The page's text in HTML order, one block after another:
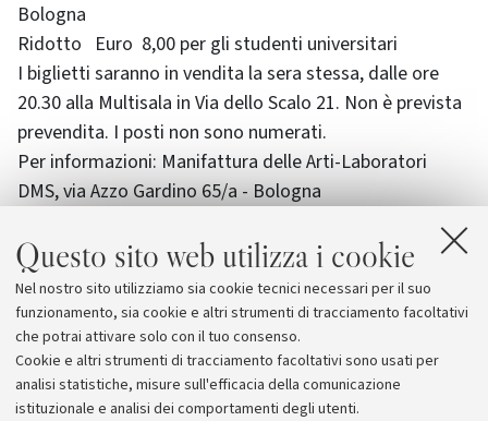
Questo sito web utilizza i cookie
Nel nostro sito utilizziamo sia cookie tecnici necessari per il suo
funzionamento, sia cookie e altri strumenti di tracciamento facoltativi
che potrai attivare solo con il tuo consenso.
Cookie e altri strumenti di tracciamento facoltativi sono usati per
analisi statistiche, misure sull'efficacia della comunicazione
istituzionale e analisi dei comportamenti degli utenti.
Bologna
Ridotto Euro 8,00 per gli studenti universitari
I biglietti saranno in vendita la sera stessa, dalle ore
20.30 alla Multisala in Via dello Scalo 21. Non è prevista
prevendita. I posti non sono numerati.
Per informazioni: Manifattura delle Arti-Laboratori
DMS, via Azzo Gardino 65/a - Bologna
ufficiostampa@muspe.unibo.it-
www.muspe.unibo.it
Ultimo concerto per SUONI DAL MONDO: sabato 13
dicembre ore 21.30 alla Multisala
RAFAEL DE UTRERA in Flamenco: il canto del duende.